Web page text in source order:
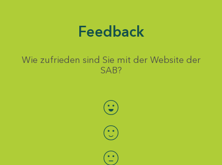
Feedback
Wie zufrieden sind Sie mit der Website der
SAB?
Bewertung auswählen